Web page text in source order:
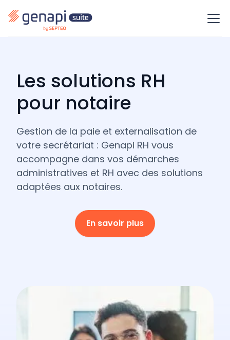
Les solutions RH
pour notaire
Gestion de la paie et externalisation de
votre secrétariat : Genapi RH vous
accompagne dans vos démarches
administratives et RH avec des solutions
adaptées aux notaires.
En savoir plus